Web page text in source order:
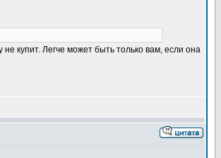
купит. Легче может быть только вам, если она